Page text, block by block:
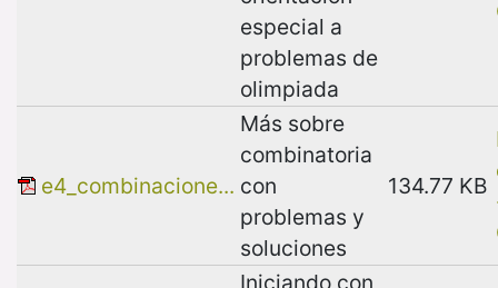
especial a
problemas de
olimpiada
e4_combinacione...
Más sobre
combinatoria
con
problemas y
soluciones
134.77 KB
Iniciando con